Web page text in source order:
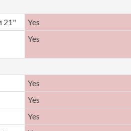
21"
Yes
Yes
Yes
Yes
Yes